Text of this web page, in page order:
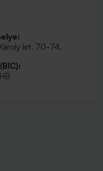
krt. 70-74.